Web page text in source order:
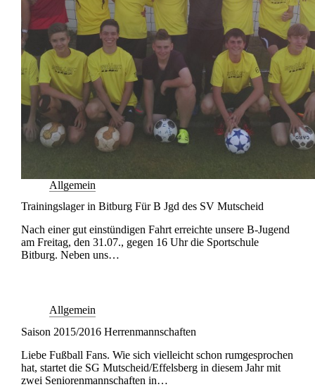
Allgemein
Trainingslager in Bitburg Für B Jgd des SV Mutscheid
Nach einer gut einstündigen Fahrt erreichte unsere B-Jugend
am Freitag, den 31.07., gegen 16 Uhr die Sportschule
Bitburg. Neben uns…
Allgemein
Saison 2015/2016 Herrenmannschaften
Liebe Fußball Fans. Wie sich vielleicht schon rumgesprochen
hat, startet die SG Mutscheid/Effelsberg in diesem Jahr mit
zwei Seniorenmannschaften in…